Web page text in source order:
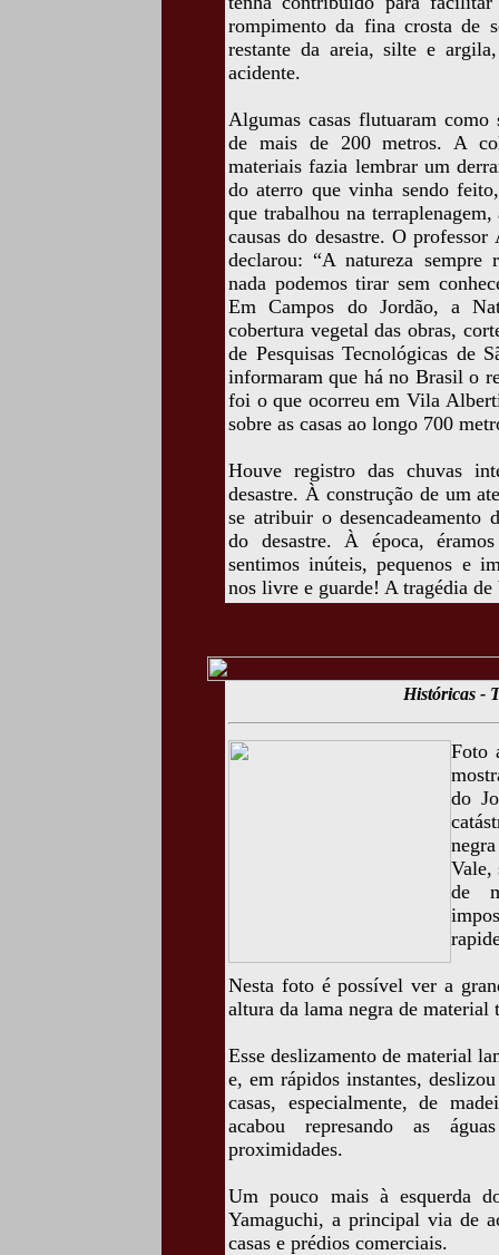
rompimento da fina crosta de
restante da areia, silte e
acidente.
Algumas casas flutuaram como
de mais de 200 metros. A
materiais fazia lembrar um
do aterro que vinha sendo
que trabalhou na
causas do desastre. O
declarou: “A natureza sempre
nada podemos tirar sem
Em Campos do Jordão, a
cobertura vegetal das obras,
de Pesquisas Tecnológicas de
informaram que há no Brasil o
foi o que ocorreu em Vila
sobre as casas ao longo 700
Houve registro das chuvas
desastre. À construção de um
se atribuir o desencadeamento
do desastre. À época,
sentimos inúteis, pequenos e
nos livre e guarde! A tragédia
Históricas -
Foto
do
Vale,
de
Nesta foto é possível ver a
altura da lama negra de material
Esse deslizamento de material
e, em rápidos instantes,
casas, especialmente, de
acabou represando as
proximidades.
Um pouco mais à esquerda
Yamaguchi, a principal via de
casas e prédios comerciais.